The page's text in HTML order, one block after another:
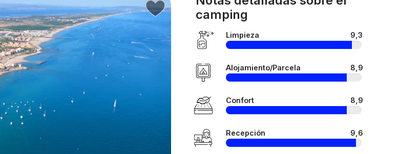
camping
Limpieza 9,3
Alojamiento/Parcela 8,9
Confort 8,9
Recepción 9,6